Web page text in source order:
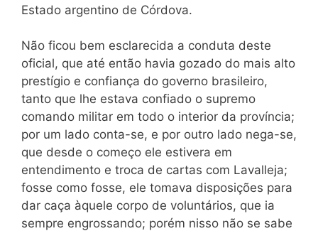
Estado argentino de Córdova.
Não ficou bem esclarecida a conduta deste
oficial, que até então havia gozado do mais alto
prestígio e confiança do governo brasileiro,
tanto que lhe estava confiado o supremo
comando militar em todo o interior da província;
por um lado conta-se, e por outro lado nega-se,
que desde o começo ele estivera em
entendimento e troca de cartas com Lavalleja;
fosse como fosse, ele tomava disposições para
dar caça àquele corpo de voluntários, que ia
sempre engrossando; porém nisso não se sabe